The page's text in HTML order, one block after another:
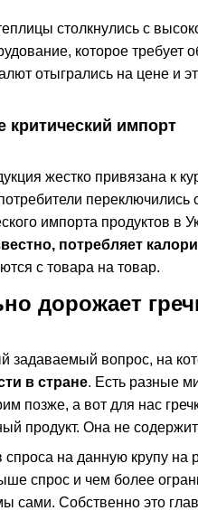
столкнулись с
которое
отыгрались на цене и
критический импорт
жестко привязана к
импорта продуктов в
потребляет
с товара на товар.
дорожает
задаваемый вопрос, на
в стране. Есть разные
позже, а вот для нас
продукт. Она не
спроса на данную крупу
спрос и чем более
сами. Собственно это